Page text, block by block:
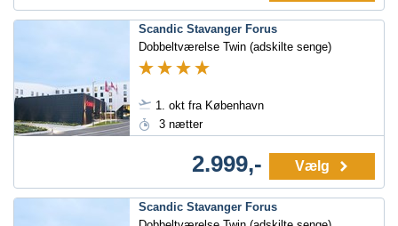
Scandic Stavanger Forus
Dobbeltværelse Twin (adskilte senge)
1. okt fra København
3 nætter
2.999,- Vælg
Scandic Stavanger Forus